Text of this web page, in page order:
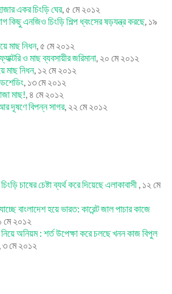
একর চিংড়ি ঘের, ৫ মে ২০১২
কিছু এনজিও চিংড়ি শিল্প ধ্বংসের ষড়যন্ত্র করছে, ১৯
মাছ নিধন, ৫ মে ২০১২
ও মাছ ব্যবসায়ীর জরিমানা, ২০ মে ২০১২
মাছ নিধন, ১২ মে ২০১২
, ১৩ মে ২০১২
মাছ!, ৪ মে ২০১২
দূষণে বিপন্ন সাগর, ২২ মে ২০১২
চাষের চেষ্টা ব্যর্থ করে দিয়েছে এলাকাবাসী , ১২ মে
বাংলাদেশ হয়ে ভারত: কারেন্ট জাল পাচার কাজে
মে ২০১২
অনিয়ম : শর্ত উপেক্ষা করে চলছে খনন কাজ বিপুল
, ৩ মে ২০১২